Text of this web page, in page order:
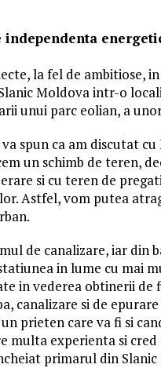
independenta
la fel de ambitiose,
Moldova intr-o
unui parc eolian, a
spun ca am discutat
un schimb de teren,
si cu teren de
Astfel, vom putea
de canalizare, iar din
in lume cu mai
in vederea obtinerii
canalizare si de
prieten care va fi si
multa experienta si
primarul din